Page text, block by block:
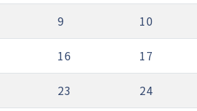
9 10
16 17
23 24